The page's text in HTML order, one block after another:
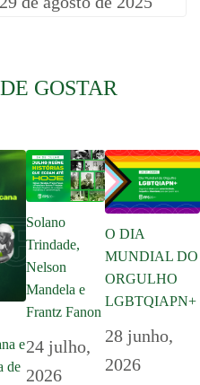
GOSTAR
e
de
Solano
Trindade,
Nelson
Mandela e
Frantz Fanon
24 julho,
2026
O DIA
MUNDIAL DO
ORGULHO
LGBTQIAPN+
28 junho,
2026